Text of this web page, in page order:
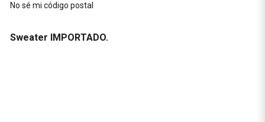
No sé mi código postal
Sweater IMPORTADO.